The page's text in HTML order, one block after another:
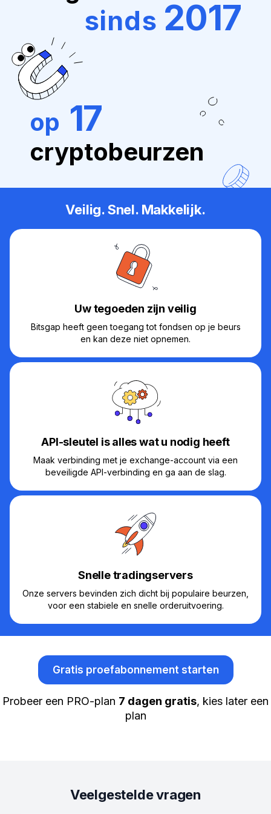
sinds 2017
op 17
cryptobeurzen
Veilig. Snel. Makkelijk.
Uw tegoeden zijn veilig
Bitsgap heeft geen toegang tot fondsen op je beurs
en kan deze niet opnemen.
API-sleutel is alles wat u nodig heeft
Maak verbinding met je exchange-account via een
beveiligde API-verbinding en ga aan de slag.
Snelle tradingservers
Onze servers bevinden zich dicht bij populaire beurzen,
voor een stabiele en snelle orderuitvoering.
Gratis proefabonnement starten
Probeer een PRO-plan 7 dagen gratis, kies later een
plan
Veelgestelde vragen